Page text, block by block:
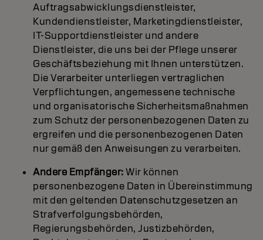
Auftragsabwicklungsdienstleister,
Kundendienstleister, Marketingdienstleister,
IT-Supportdienstleister und andere
Dienstleister, die uns bei der Pflege unserer
Geschäftsbeziehung mit Ihnen unterstützen.
Die Verarbeiter unterliegen vertraglichen
Verpflichtungen, angemessene technische
und organisatorische Sicherheitsmaßnahmen
zum Schutz der personenbezogenen Daten zu
ergreifen und die personenbezogenen Daten
nur gemäß den Anweisungen zu verarbeiten.
Andere Empfänger:Wir können
personenbezogene Daten in Übereinstimmung
mit den geltenden Datenschutzgesetzen an
Strafverfolgungsbehörden,
Regierungsbehörden, Justizbehörden,